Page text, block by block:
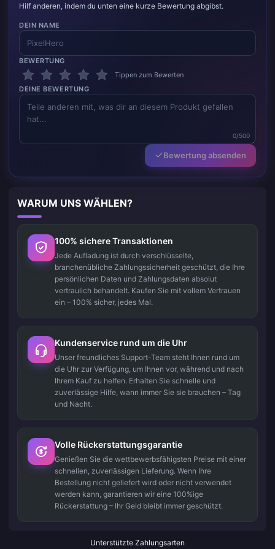
Hilf anderen, indem du unten eine kurze Bewertung abgibst.
DEIN NAME
BEWERTUNG
Tippen zum Bewerten
DEINE BEWERTUNG
0/500
Bewertung absenden
WARUM UNS WÄHLEN?
100% sichere Transaktionen
Jede Aufladung ist durch verschlüsselte,
branchenübliche Zahlungssicherheit geschützt, die Ihre
persönlichen Daten und Zahlungsdaten absolut
vertraulich behandelt. Kaufen Sie mit vollem Vertrauen
ein – 100% sicher, jedes Mal.
Kundenservice rund um die Uhr
Unser freundliches Support-Team steht Ihnen rund um
die Uhr zur Verfügung, um Ihnen vor, während und nach
Ihrem Kauf zu helfen. Erhalten Sie schnelle und
zuverlässige Hilfe, wann immer Sie sie brauchen – Tag
und Nacht.
Volle Rückerstattungsgarantie
Genießen Sie die wettbewerbsfähigsten Preise mit einer
schnellen, zuverlässigen Lieferung. Wenn Ihre
Bestellung nicht geliefert wird oder nicht verwendet
werden kann, garantieren wir eine 100%ige
Rückerstattung – Ihr Geld bleibt immer geschützt.
Unterstützte Zahlungsarten